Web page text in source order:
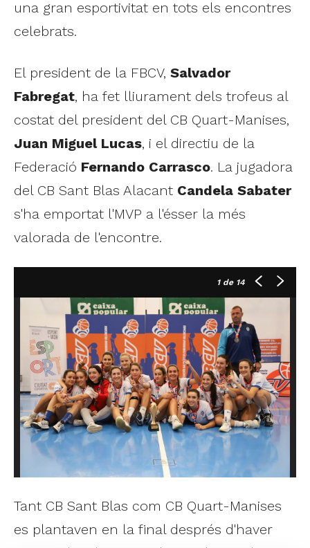
una gran esportivitat en tots els encontres
celebrats.
El president de la FBCV, Salvador
Fabregat, ha fet lliurament dels trofeus al
costat del president del CB Quart-Manises,
Juan Miguel Lucas, i el directiu de la
Federació Fernando Carrasco. La jugadora
del CB Sant Blas Alacant Candela Sabater
s'ha emportat l'MVP a l'ésser la més
valorada de l'encontre.
1de 14
Tant CB Sant Blas com CB Quart-Manises
es plantaven en la final després d'haver